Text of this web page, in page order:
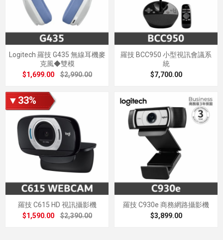
Logitech 羅技 G435 無線耳機麥
克風◆雙模
$1,699.00
$2,990.00
羅技 BCC950 小型視訊會議系
統
$7,700.00
▼33%
羅技 C615 HD 視訊攝影機
$1,590.00
$2,390.00
羅技 C930e 商務網路攝影機
$3,899.00